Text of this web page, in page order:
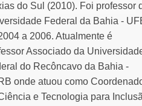
do Sul (2010). Foi professor
Federal da Bahia -
a 2006. Atualmente é
Associado da
do Recôncavo da Bahia -
onde atuou como
e Tecnologia para